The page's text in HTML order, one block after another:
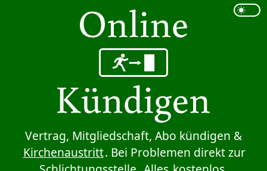
Sprung zum Inhalt
Vertrag, Mitgliedschaft, Abo kündigen &
Kirchenaustritt. Bei Problemen direkt zur